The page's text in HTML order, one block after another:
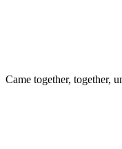
Came together, together,